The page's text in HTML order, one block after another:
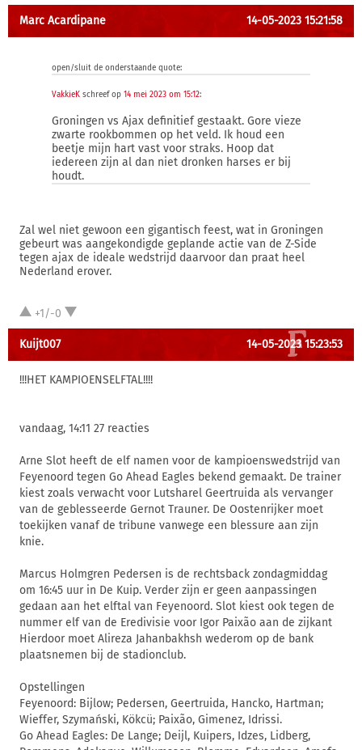
Marc Acardipane 14-05-2023 15:21:58
open/sluit de onderstaande quote:
VakkieK schreef op 14 mei 2023 om 15:12:
Groningen vs Ajax definitief gestaakt. Gore vieze
zwarte rookbommen op het veld. Ik houd een
beetje mijn hart vast voor straks. Hoop dat
iedereen zijn al dan niet dronken harses er bij
houdt.
Zal wel niet gewoon een gigantisch feest, wat in Groningen
gebeurt was aangekondigde geplande actie van de Z-Side
tegen ajax de ideale wedstrijd daarvoor dan praat heel
Nederland erover.
+1/-0
Kuijt007 14-05-2023 15:23:53
!!!HET KAMPIOENSELFTAL!!!!
vandaag, 14:11 27 reacties
Arne Slot heeft de elf namen voor de kampioenswedstrijd van
Feyenoord tegen Go Ahead Eagles bekend gemaakt. De trainer
kiest zoals verwacht voor Lutsharel Geertruida als vervanger
van de geblesseerde Gernot Trauner. De Oostenrijker moet
toekijken vanaf de tribune vanwege een blessure aan zijn
knie.
Marcus Holmgren Pedersen is de rechtsback zondagmiddag
om 16:45 uur in De Kuip. Verder zijn er geen aanpassingen
gedaan aan het elftal van Feyenoord. Slot kiest ook tegen de
nummer elf van de Eredivisie voor Igor Paixão aan de zijkant
Hierdoor moet Alireza Jahanbakhsh wederom op de bank
plaatsnemen bij de stadionclub.
Opstellingen
Feyenoord: Bijlow; Pedersen, Geertruida, Hancko, Hartman;
Wieffer, Szymański, Kökcü; Paixão, Gimenez, Idrissi.
Go Ahead Eagles: De Lange; Deijl, Kuipers, Idzes, Lidberg,